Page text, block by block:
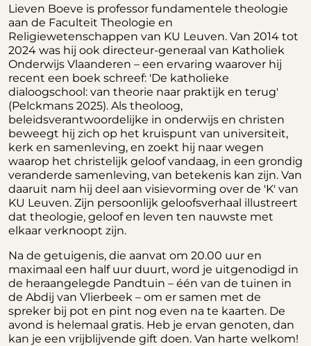
Lieven Boeve is professor fundamentele theologie
aan de Faculteit Theologie en
Religiewetenschappen van KU Leuven. Van 2014 tot
2024 was hij ook directeur-generaal van Katholiek
Onderwijs Vlaanderen – een ervaring waarover hij
recent een boek schreef: 'De katholieke
dialoogschool: van theorie naar praktijk en terug'
(Pelckmans 2025). Als theoloog,
beleidsverantwoordelijke in onderwijs en christen
beweegt hij zich op het kruispunt van universiteit,
kerk en samenleving, en zoekt hij naar wegen
waarop het christelijk geloof vandaag, in een grondig
veranderde samenleving, van betekenis kan zijn. Van
daaruit nam hij deel aan visievorming over de 'K' van
KU Leuven. Zijn persoonlijk geloofsverhaal illustreert
dat theologie, geloof en leven ten nauwste met
elkaar verknoopt zijn.
Na de getuigenis, die aanvat om 20.00 uur en
maximaal een half uur duurt, word je uitgenodigd in
de heraangelegde Pandtuin – één van de tuinen in
de Abdij van Vlierbeek – om er samen met de
spreker bij pot en pint nog even na te kaarten. De
avond is helemaal gratis. Heb je ervan genoten, dan
kan je een vrijblijvende gift doen. Van harte welkom!